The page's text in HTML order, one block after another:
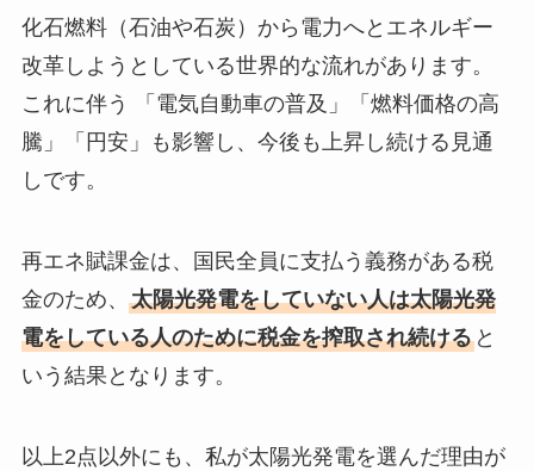
化石燃料（石油や石炭）から電力へとエネルギー
改革しようとしている世界的な流れがあります。
これに伴う 「電気自動車の普及」「燃料価格の高
騰」「円安」も影響し、今後も上昇し続ける見通
しです。
再エネ賦課金は、国民全員に支払う義務がある税
金のため、 太陽光発電をしていない人は太陽光発
電をしている人のために税金を搾取され続けると
いう結果となります。
以上2点以外にも、私が太陽光発電を選んだ理由が